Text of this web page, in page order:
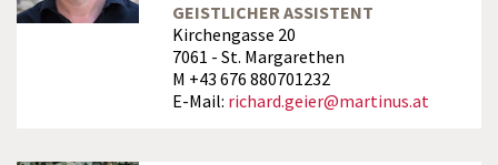
GEISTLICHER ASSISTENT
Kirchengasse 20
7061 - St. Margarethen
M +43 676 880701232
E-Mail: richard.geier@martinus.at